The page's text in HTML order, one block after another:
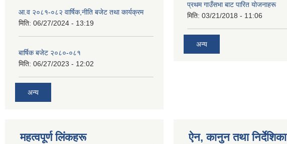
आ.व २०८१-०८२ वार्षिक,नीति बजेट तथा कार्यक्रम
मिति: 06/27/2024 - 13:19
बार्षिक बजेट २०८०-०८१
मिति: 06/27/2023 - 12:02
अन्य
प्रथम गाउँसभा बाट पारित याेजनाहरू
मिति: 03/21/2018 - 11:06
अन्य
महत्वपूर्ण लिंकहरू ऐन, कानुन तथा निर्देशिका